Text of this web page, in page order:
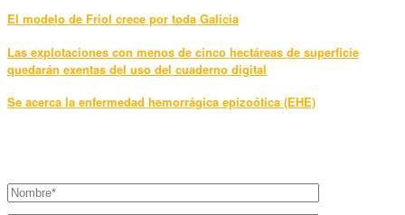
El modelo de Friol crece por toda Galicia
Las explotaciones con menos de cinco hectáreas de superficie
quedarán exentas del uso del cuaderno digital
Se acerca la enfermedad hemorrágica epizoótica (EHE)